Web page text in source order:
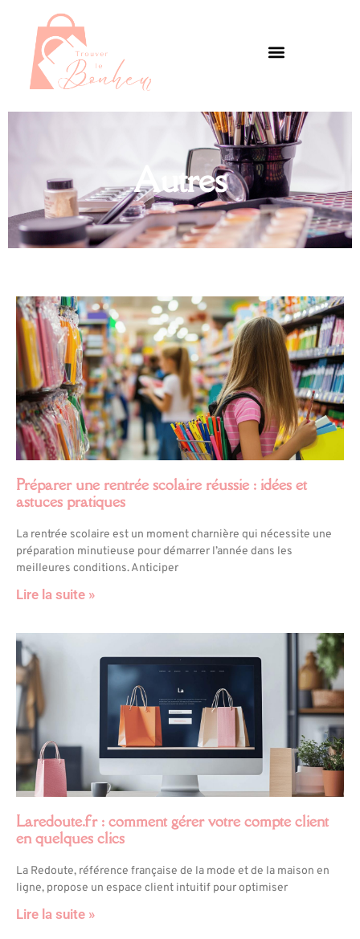
Autres
Préparer une rentrée scolaire réussie : idées et
astuces pratiques
La rentrée scolaire est un moment charnière qui nécessite une
préparation minutieuse pour démarrer l’année dans les
meilleures conditions. Anticiper
Lire la suite »
Laredoute.fr : comment gérer votre compte client
en quelques clics
La Redoute, référence française de la mode et de la maison en
ligne, propose un espace client intuitif pour optimiser
Lire la suite »